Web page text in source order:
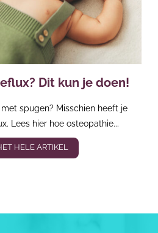
Dit kun je doen!
spugen? Misschien heeft je
Lees hier hoe osteopathie...
HELE ARTIKEL